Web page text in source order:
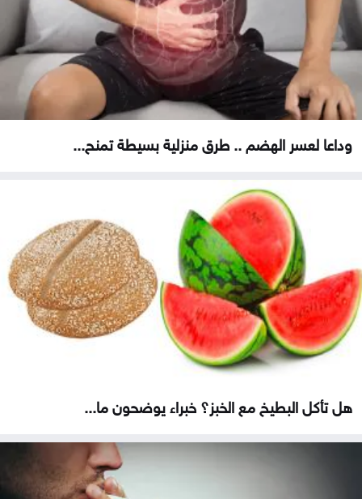
وداعا لعسر الهضم .. طرق منزلية بسيطة تمنح...
هل تأكل البطيخ مع الخبز؟ خبراء يوضحون ما...